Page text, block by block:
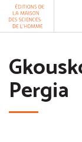
Aller au contenu
Pergia
Panneau de gestion